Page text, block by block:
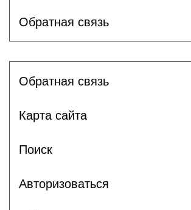
Обратная связь
Обратная связь
Карта сайта
Поиск
Авторизоваться